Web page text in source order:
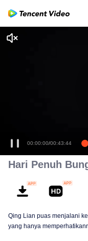
00:00:00/00:43:44
Hari Penuh
Qing Lian puas menjalani
yang hanya